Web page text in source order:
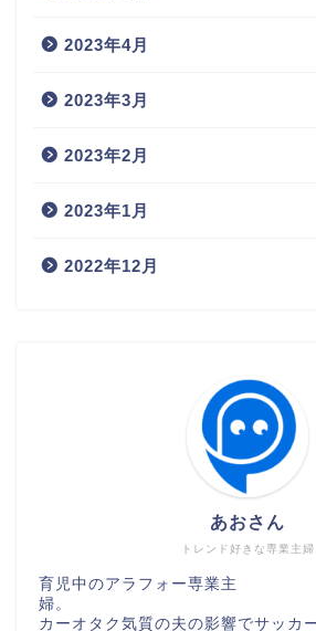
2023年4月
2023年3月
2023年2月
2023年1月
2022年12月
トレンド好きな専業主婦
あおさん
育児中のアラフォー専業主
婦。
カーオタク気質の夫の影響でサッカ